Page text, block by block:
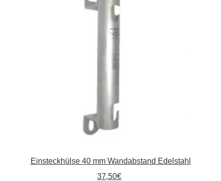
Einsteckhülse 40 mm Wandabstand Edelstahl
37,50€